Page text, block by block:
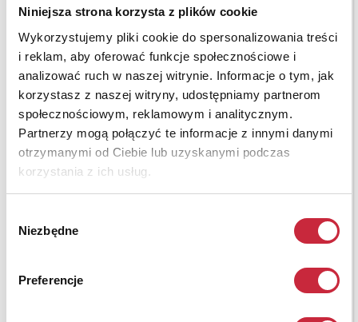
Niniejsza strona korzysta z plików cookie
Wykorzystujemy pliki cookie do spersonalizowania treści
i reklam, aby oferować funkcje społecznościowe i
analizować ruch w naszej witrynie. Informacje o tym, jak
korzystasz z naszej witryny, udostępniamy partnerom
społecznościowym, reklamowym i analitycznym.
Partnerzy mogą połączyć te informacje z innymi danymi
otrzymanymi od Ciebie lub uzyskanymi podczas
korzystania z ich usług.
zgody
Niezbędne
Preferencje